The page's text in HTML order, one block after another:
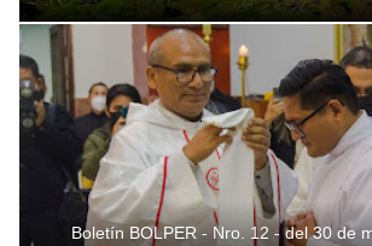
Boletín BOLPER - Nro. 12 - del 30 de